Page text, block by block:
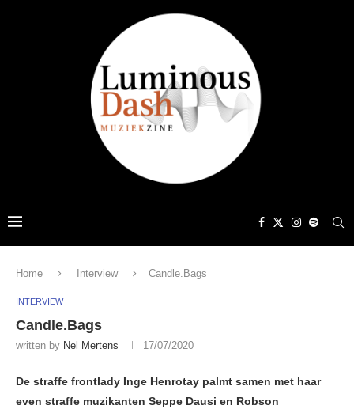
Home Interview Candle.Bags
INTERVIEW
Candle.Bags
written by Nel Mertens 17/07/2020
De straffe frontlady Inge Henrotay palmt samen met haar
even straffe muzikanten Seppe Dausi en Robson